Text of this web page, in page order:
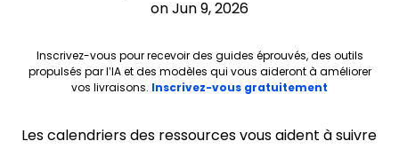
on Jun 9, 2026
Inscrivez-vous pour recevoir des guides éprouvés, des outils
propulsés par l’IA et des modèles qui vous aideront à améliorer
vos livraisons. Inscrivez-vous gratuitement
Les calendriers des ressources vous aident à suivre